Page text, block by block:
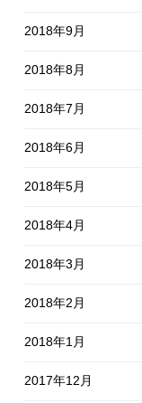
2018年9月
2018年8月
2018年7月
2018年6月
2018年5月
2018年4月
2018年3月
2018年2月
2018年1月
2017年12月